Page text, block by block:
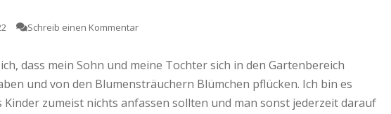
Schreib einen Kommentar
dass mein Sohn und meine Tochter sich in den Gartenbereich
und von den Blumensträuchern Blümchen pflücken. Ich bin es
Kinder zumeist nichts anfassen sollten und man sonst jederzeit darauf